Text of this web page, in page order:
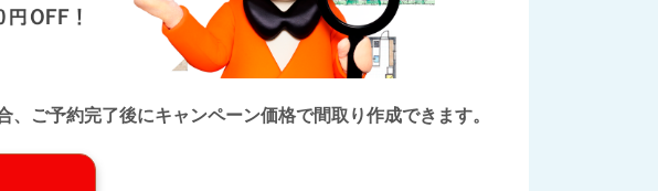
ご予約完了後にキャンペーン価格で間取り作成できます。